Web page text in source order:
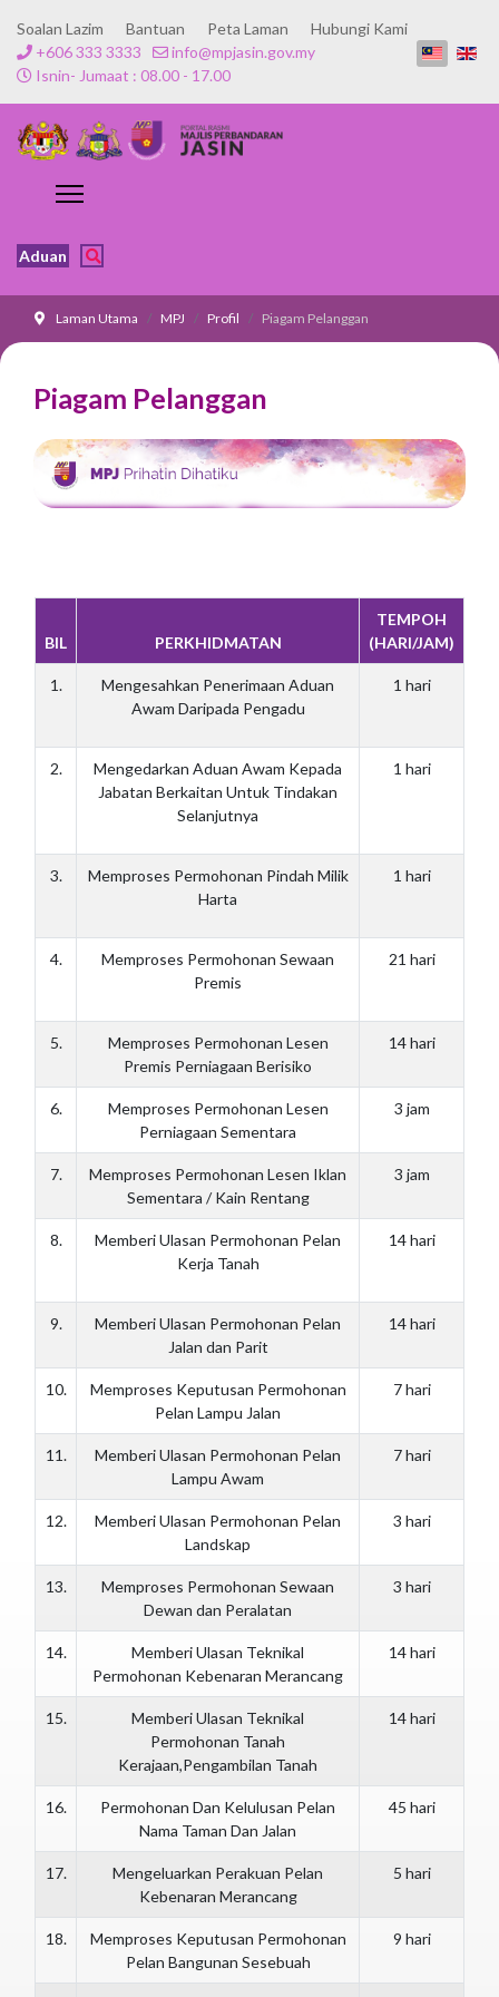
Soalan Lazim Bantuan Peta Laman
Hubungi Kami
+606 333 3333
info@mpjasin.gov.my
Isnin- Jumaat : 08.00 - 17.00
Aduan
Laman Utama MPJ Profil Piagam Pelanggan
Piagam Pelanggan
BIL PERKHIDMATAN
TEMPOH
(HARI/JAM)
1.
Mengesahkan Penerimaan Aduan
Awam Daripada Pengadu
1 hari
2.
Mengedarkan Aduan Awam Kepada
Jabatan Berkaitan Untuk Tindakan
Selanjutnya
1 hari
3.
Memproses Permohonan Pindah Milik
Harta
1 hari
4.
Memproses Permohonan Sewaan
Premis
21 hari
5.
Memproses Permohonan Lesen
Premis Perniagaan Berisiko
14 hari
6.
Memproses Permohonan Lesen
Perniagaan Sementara
3 jam
7.
Memproses Permohonan Lesen Iklan
Sementara / Kain Rentang
3 jam
8.
Memberi Ulasan Permohonan Pelan
Kerja Tanah
14 hari
9.
Memberi Ulasan Permohonan Pelan
Jalan dan Parit
14 hari
10.
Memproses Keputusan Permohonan
Pelan Lampu Jalan
7 hari
11.
Memberi Ulasan Permohonan Pelan
Lampu Awam
7 hari
12.
Memberi Ulasan Permohonan Pelan
Landskap
3 hari
13.
Memproses Permohonan Sewaan
Dewan dan Peralatan
3 hari
14.
Memberi Ulasan Teknikal
Permohonan Kebenaran Merancang
14 hari
15.
Memberi Ulasan Teknikal
Permohonan Tanah
Kerajaan,Pengambilan Tanah
14 hari
16.
Permohonan Dan Kelulusan Pelan
Nama Taman Dan Jalan
45 hari
17.
Mengeluarkan Perakuan Pelan
Kebenaran Merancang
5 hari
18.
Memproses Keputusan Permohonan
Pelan Bangunan Sesebuah
9 hari